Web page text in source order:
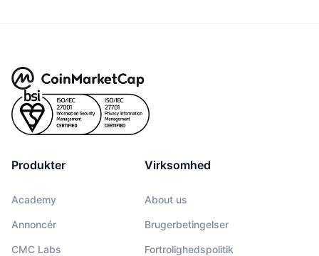
Produkter
Academy
Annoncér
CMC Labs
Virksomhed
About us
Brugerbetingelser
Fortrolighedspolitik